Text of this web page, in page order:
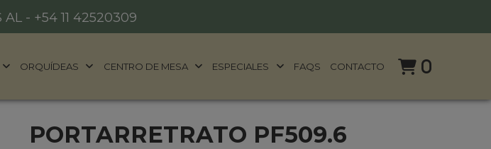
AL - +54 11 42520309
ORQUÍDEAS CENTRO DE MESA ESPECIALES FAQS CONTACTO 0
PORTARRETRATO PF509.6